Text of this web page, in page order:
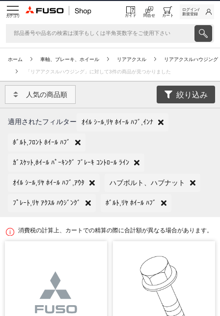
カテゴリ ガイド 問合せ カート
ログイン/
新規登録
ホーム 車軸、ブレーキ、ホイール リアアクスル リアアクスルハウジング
「リアアクスルハウジング」に対して3件の商品が見つかりました
人気の商品順 絞り込み
適用されたフィルター ｵｲﾙ ｼｰﾙ,ﾘﾔ ﾎｲｰﾙ ﾊﾌﾞ,ｲﾝﾅ
ﾎﾞﾙﾄ,ﾌﾛﾝﾄ ﾎｲｰﾙ ﾊﾌﾞ
ｶﾞｽｹｯﾄ,ﾎｲｰﾙ ﾊﾟｰｷﾝｸﾞ ﾌﾞﾚｰｷ ｺﾝﾄﾛｰﾙ ﾗｲﾝ
ｵｲﾙ ｼｰﾙ,ﾘﾔ ﾎｲｰﾙ ﾊﾌﾞ,ｱｳﾀ ハブボルト、ハブナット
ﾌﾟﾚｰﾄ,ﾘﾔ ｱｸｽﾙ ﾊｳｼﾞﾝｸﾞ ﾎﾞﾙﾄ,ﾘﾔ ﾎｲｰﾙ ﾊﾌﾞ
消費税の計算上、カートでの精算の際に合計額が異なる場合があります。